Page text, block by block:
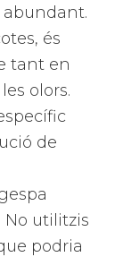
abundant.
és
tant en
olors.
de
No utilitzis
podria